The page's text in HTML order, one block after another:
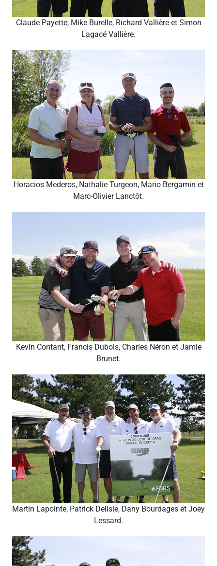
Claude Payette, Mike Burelle, Richard Vallière et Simon
Lagacé Vallière.
Horacios Mederos, Nathalie Turgeon, Mario Bergamin et
Marc-Olivier Lanctôt.
Kevin Contant, Francis Dubois, Charles Néron et Jamie
Brunet.
Martin Lapointe, Patrick Delisle, Dany Bourdages et Joey
Lessard.